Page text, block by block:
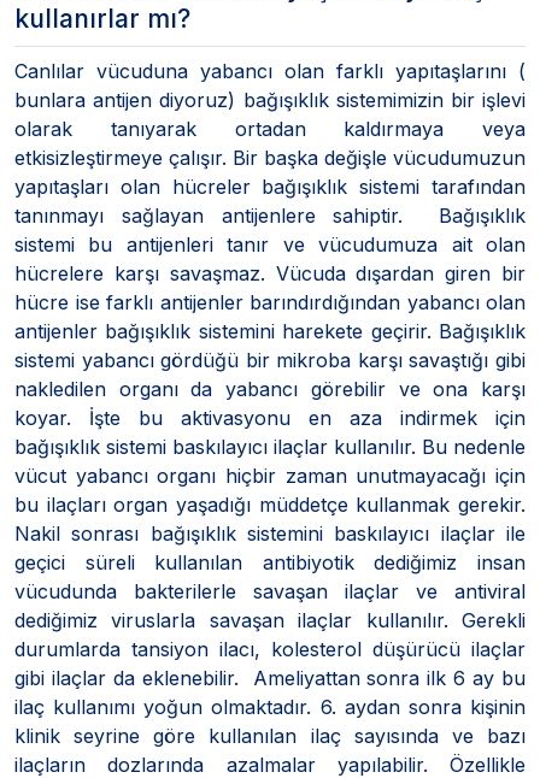
kullanırlar mı?
Canlılar vücuduna yabancı olan farklı yapıtaşlarını (
bunlara antijen diyoruz) bağışıklık sistemimizin bir işlevi
olarak tanıyarak ortadan kaldırmaya veya
etkisizleştirmeye çalışır. Bir başka değişle vücudumuzun
yapıtaşları olan hücreler bağışıklık sistemi tarafından
tanınmayı sağlayan antijenlere sahiptir. Bağışıklık
sistemi bu antijenleri tanır ve vücudumuza ait olan
hücrelere karşı savaşmaz. Vücuda dışardan giren bir
hücre ise farklı antijenler barındırdığından yabancı olan
antijenler bağışıklık sistemini harekete geçirir. Bağışıklık
sistemi yabancı gördüğü bir mikroba karşı savaştığı gibi
nakledilen organı da yabancı görebilir ve ona karşı
koyar. İşte bu aktivasyonu en aza indirmek için
bağışıklık sistemi baskılayıcı ilaçlar kullanılır. Bu nedenle
vücut yabancı organı hiçbir zaman unutmayacağı için
bu ilaçları organ yaşadığı müddetçe kullanmak gerekir.
Nakil sonrası bağışıklık sistemini baskılayıcı ilaçlar ile
geçici süreli kullanılan antibiyotik dediğimiz insan
vücudunda bakterilerle savaşan ilaçlar ve antiviral
dediğimiz viruslarla savaşan ilaçlar kullanılır. Gerekli
durumlarda tansiyon ilacı, kolesterol düşürücü ilaçlar
gibi ilaçlar da eklenebilir. Ameliyattan sonra ilk 6 ay bu
ilaç kullanımı yoğun olmaktadır. 6. aydan sonra kişinin
klinik seyrine göre kullanılan ilaç sayısında ve bazı
ilaçların dozlarında azalmalar yapılabilir. Özellikle